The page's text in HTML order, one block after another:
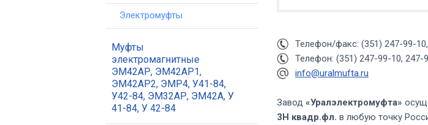
Электромуфты
Муфты
электромагнитные
ЭМ42АР, ЭМ42АР1,
ЭМ42АР2, ЭМР4, У41-84,
У42-84, ЭМ32АР, ЭМ42А, У
41-84, У 42-84
Телефон/факс: (351) 247-99-
Телефон: (351) 247-99-10, 247-
info@uralmufta.ru
Завод «Уралэлектромуфта»
3Н квадр.фл. в любую точку